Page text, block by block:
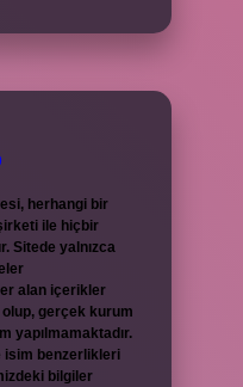
herhangi bir
ile hiçbir
Sitede yalnızca
alan içerikler
gerçek kurum
yapılmamaktadır.
isim benzerlikleri
bilgiler